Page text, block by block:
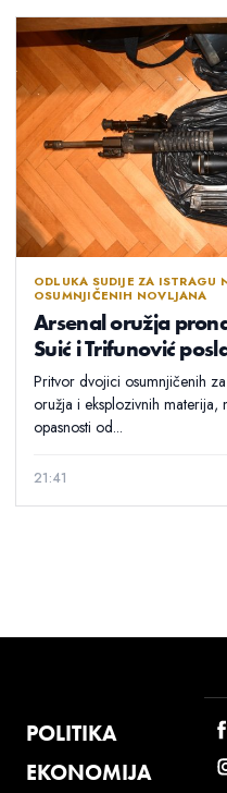
ODLUKA SUDIJE ZA ISTRAGU
OSUMNJIČENIH NOVLJANA
Arsenal oružja
Suić i Trifunović
Pritvor dvojici osumnjičenih
oružja i eksplozivnih
opasnosti od...
21:41
POLITIKA
EKONOMIJA